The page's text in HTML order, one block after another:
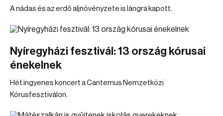
A nádas és az erdő aljnövényzete is lángra kapott.
Nyíregyházi fesztivál: 13 ország kórusai
énekelnek
Hét ingyenes koncert a Cantemus Nemzetközi
Kórusfesztiválon.